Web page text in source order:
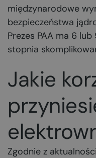
międzynarodowe
bezpieczeństwa
Prezes PAA ma 6
stopnia
Jakie
Zgodnie z